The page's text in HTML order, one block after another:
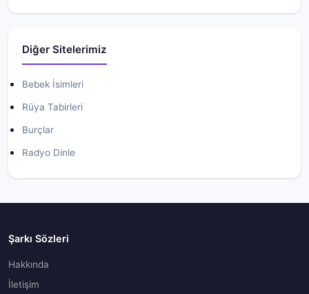
Diğer Sitelerimiz
Bebek İsimleri
Rüya Tabirleri
Burçlar
Radyo Dinle
Şarkı Sözleri
Hakkında
İletişim